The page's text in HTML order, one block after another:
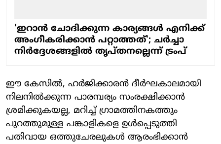
'ഇറാന്‍ ചോദിക്കുന്ന കാര്യങ്ങള്‍ എനിക്ക്
അംഗീകരിക്കാന്‍ പറ്റാത്തത്'; ചര്‍ച്ചാ
നിര്‍ദ്ദേശങ്ങളില്‍ തൃപ്തനല്ലെന്ന് ട്രംപ്
ഈ കേസില്‍, ഹര്‍ജിക്കാരന്‍ ദീര്‍ഘകാലമായി
നിലനില്‍ക്കുന്ന പാരമ്പര്യം സംരക്ഷിക്കാന്‍
ശ്രമിക്കുകയല്ല, മറിച്ച് ഗ്രാമത്തിനകത്തും
പുറത്തുമുള്ള പങ്കാളികളെ ഉള്‍പ്പെടുത്തി
പതിവായ ഒത്തുചേരലുകള്‍ ആരംഭിക്കാന്‍